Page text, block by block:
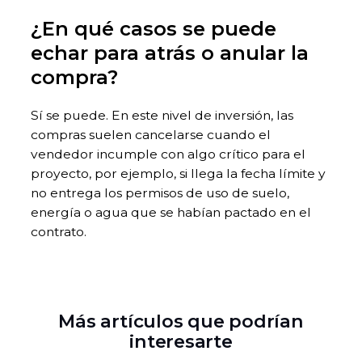
¿En qué casos se puede
echar para atrás o anular la
compra?
Sí se puede. En este nivel de inversión, las
compras suelen cancelarse cuando el
vendedor incumple con algo crítico para el
proyecto, por ejemplo, si llega la fecha límite y
no entrega los permisos de uso de suelo,
energía o agua que se habían pactado en el
contrato.
Más artículos que podrían
interesarte